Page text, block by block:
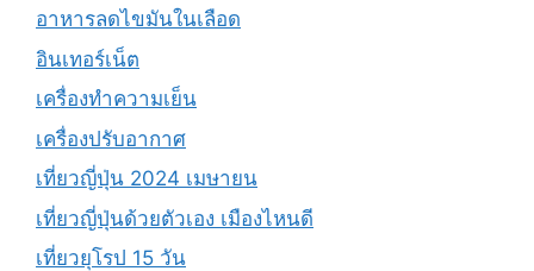
อาหารลดไขมันในเลือด
อินเทอร์เน็ต
เครื่องทำความเย็น
เครื่องปรับอากาศ
เที่ยวญี่ปุ่น 2024 เมษายน
เที่ยวญี่ปุ่นด้วยตัวเอง เมืองไหนดี
เที่ยวยุโรป 15 วัน